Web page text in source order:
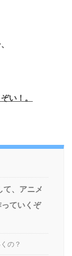
い！。
て、アニメ
ていくぞ
の？